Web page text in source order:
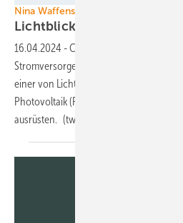
Nina Waffenschmidt
Lichtblick mit
16.04.2024 -CEO des im April
Stromversorger Lichtblick ist Nina
einer von Lichtblick gekauften Internet-
Photovoltaik (PV). Der neue Betrieb soll
ausrüsten. (tw)